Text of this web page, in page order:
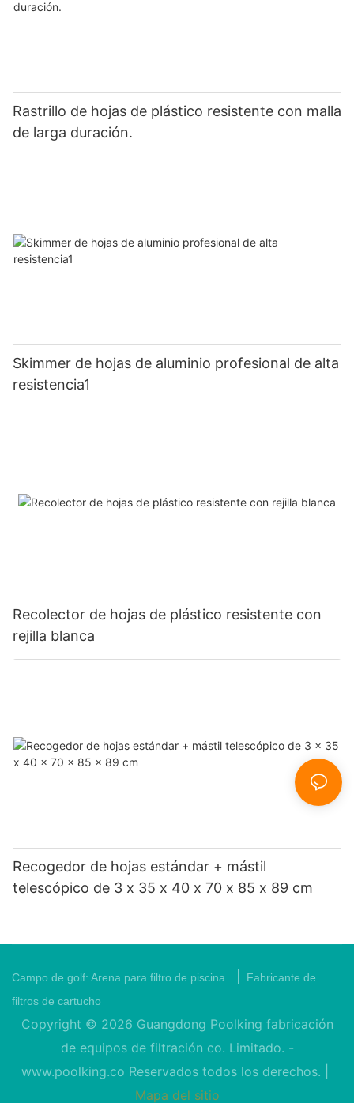
Rastrillo de hojas de plástico resistente con malla
de larga duración.
Skimmer de hojas de aluminio profesional de alta
resistencia1
Recolector de hojas de plástico resistente con
rejilla blanca
Recogedor de hojas estándar + mástil
telescópico de 3 x 35 x 40 x 70 x 85 x 89 cm
Campo de golf: Arena para filtro de piscina
Fabricante de
filtros de cartucho
Copyright © 2026 Guangdong Poolking fabricación
de equipos de filtración co. Limitado. -
www.poolking.co Reservados todos los derechos. |
Mapa del sitio